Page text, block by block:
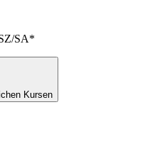
SA*
Kursen